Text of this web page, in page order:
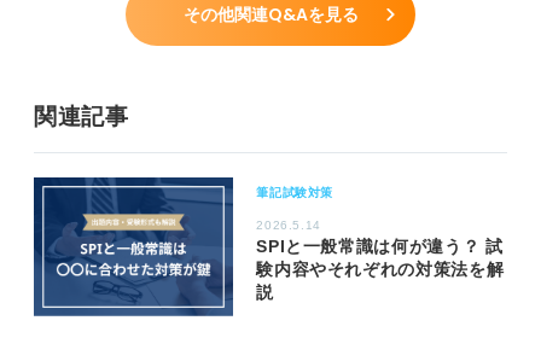
その他関連Q&Aを見る
関連記事
筆記試験対策
2026.5.14
SPIと一般常識は何が違う？ 試
験内容やそれぞれの対策法を解
説